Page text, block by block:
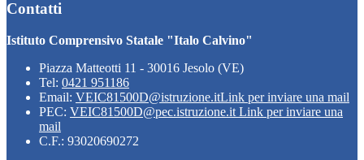
Contatti
Istituto Comprensivo Statale "Italo Calvino"
Piazza Matteotti 11 - 30016 Jesolo (VE)
Tel: 0421 951186
Email: VEIC81500D@istruzione.itLink per inviare una mail
PEC: VEIC81500D@pec.istruzione.it Link per inviare una
mail
C.F.: 93020690272